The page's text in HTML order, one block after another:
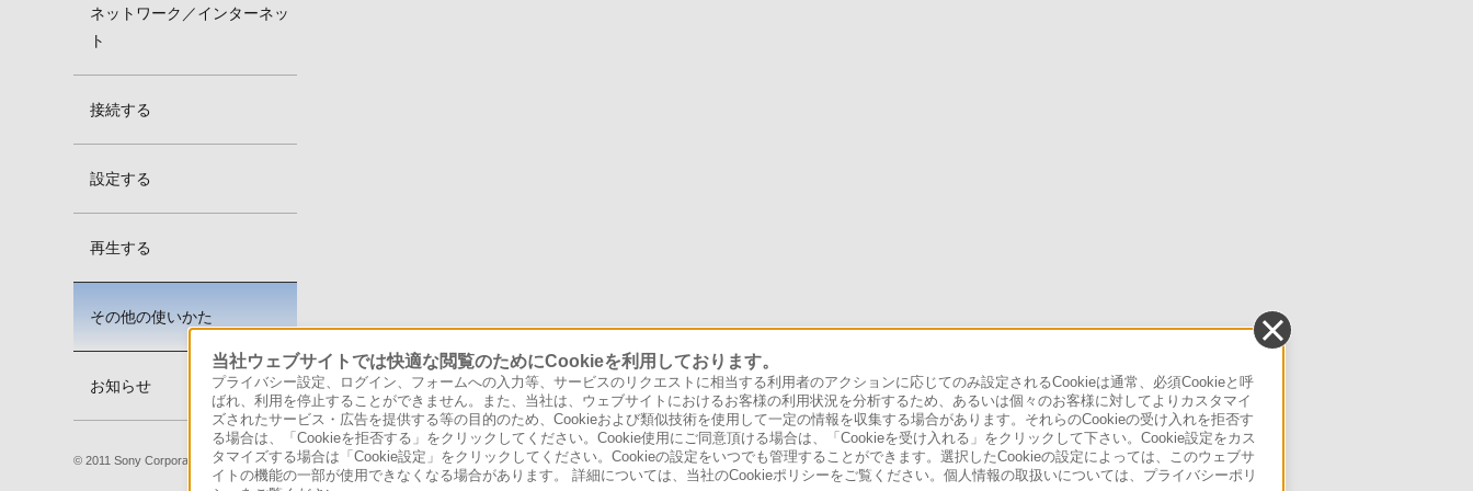
ネットワーク／インターネッ
ト
接続する
設定する
再生する
その他の使いかた
お知らせ
© 2011 Sony Corporation
当社ウェブサイトでは快適な閲覧のためにCookieを利用しております。
プライバシー設定、ログイン、フォームへの入力等、サービスのリクエストに相当する利用者のアクションに応じてのみ設定されるCookieは通常、必須Cookieと呼
ばれ、利用を停止することができません。また、当社は、ウェブサイトにおけるお客様の利用状況を分析するため、あるいは個々のお客様に対してよりカスタマイ
ズされたサービス・広告を提供する等の目的のため、Cookieおよび類似技術を使用して一定の情報を収集する場合があります。それらのCookieの受け入れを拒否す
る場合は、「Cookieを拒否する」をクリックしてください。Cookie使用にご同意頂ける場合は、「Cookieを受け入れる」をクリックして下さい。Cookie設定をカス
タマイズする場合は「Cookie設定」をクリックしてください。Cookieの設定をいつでも管理することができます。選択したCookieの設定によっては、このウェブサ
イトの機能の一部が使用できなくなる場合があります。 詳細については、当社のCookieポリシーをご覧ください。個人情報の取扱いについては、プライバシーポリ